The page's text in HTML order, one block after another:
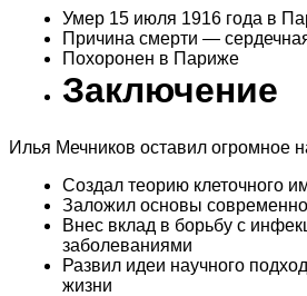
Умер 15 июля 1916 года в
Причина смерти —
Похоронен в Париже
Заключение
Илья Мечников оставил огромное
Создал теорию клеточного
Заложил основы
Внес вклад в борьбу с
заболеваниями
Развил идеи научного
жизни